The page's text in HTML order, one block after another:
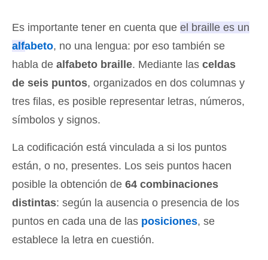
Es importante tener en cuenta que el braille es un
alfabeto, no una lengua: por eso también se
habla de alfabeto braille. Mediante las celdas
de seis puntos, organizados en dos columnas y
tres filas, es posible representar letras, números,
símbolos y signos.
La codificación está vinculada a si los puntos
están, o no, presentes. Los seis puntos hacen
posible la obtención de 64 combinaciones
distintas: según la ausencia o presencia de los
puntos en cada una de las posiciones, se
establece la letra en cuestión.